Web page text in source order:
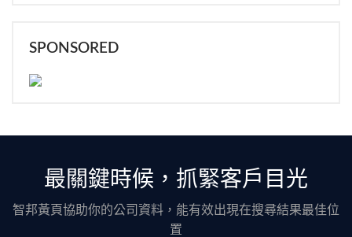
SPONSORED
最關鍵時候，抓緊客戶目光
智邦黃頁協助你的公司資料，能有效出現在搜尋結果最佳位
置